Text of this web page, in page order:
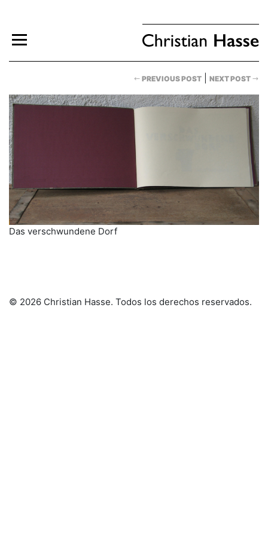
PREVIOUS POST NEXT POST
Das verschwundene Dorf
© 2026 Christian Hasse. Todos los derechos reservados.